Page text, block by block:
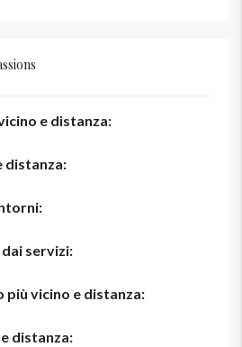
e distanza:
distanza:
servizi:
vicino e distanza:
distanza: